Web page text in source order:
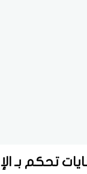
تحكم بـ